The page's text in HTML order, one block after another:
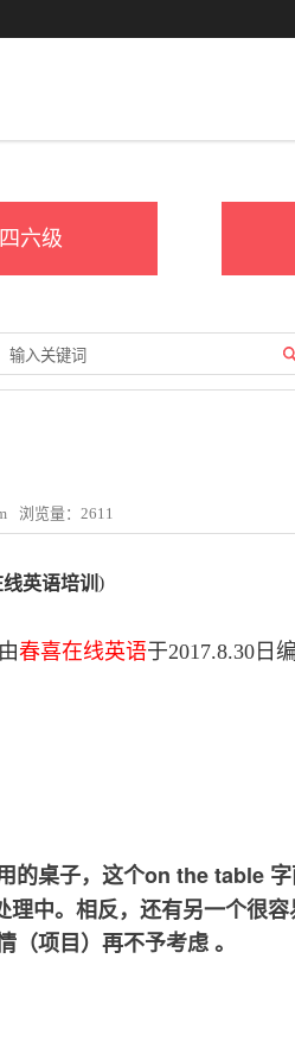
六级
浏览量： 2611
英语培训 )
春喜在线英语于2017.8.30 日
的桌子，这个on the table
理中。相反，还有另一个很
项目）再不予考虑 。